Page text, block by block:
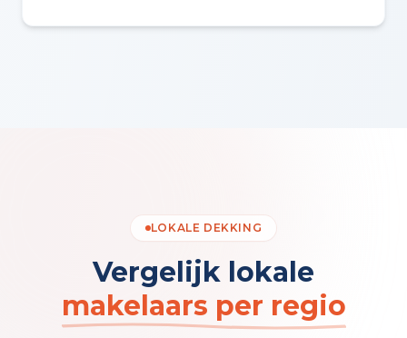
LOKALE DEKKING
Vergelijk lokale
makelaars per regio